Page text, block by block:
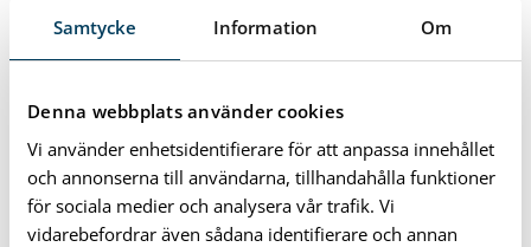
Samtycke Information Om
Denna webbplats använder cookies
Vi använder enhetsidentifierare för att anpassa innehållet
och annonserna till användarna, tillhandahålla funktioner
för sociala medier och analysera vår trafik. Vi
vidarebefordrar även sådana identifierare och annan
vidare tills du finner dina svar. Servicecenter ökar
oss!
Kontakta Servicecenter